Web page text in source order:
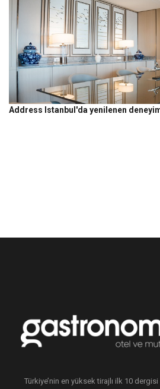
Address Istanbul'da yenilenen
Türkiye’nin en yüksek tirajlı ilk 10